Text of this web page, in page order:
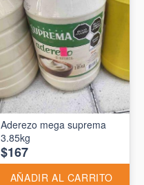
Aderezo mega suprema
3.85kg
$167
AÑADIR AL CARRITO